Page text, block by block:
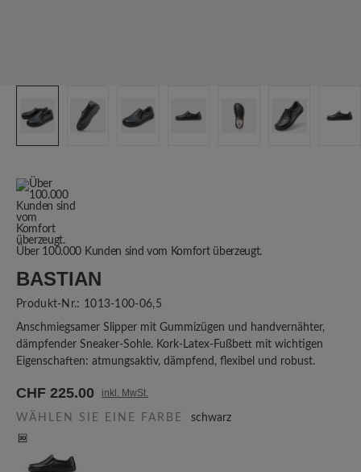
Über 100.000 Kunden sind vom Komfort überzeugt.
BASTIAN
Produkt-Nr.: 1013-100-06,5
Anschmiegsamer Slipper mit Gummizügen und handvernähter,
dämpfender Sneaker-Sohle. Kork-Latex-Fußbett mit wichtigen
Eigenschaften: atmungsaktiv, dämpfend, flexibel und robust.
CHF 225.00 inkl. MwSt.
WÄHLEN SIE EINE FARBE schwarz